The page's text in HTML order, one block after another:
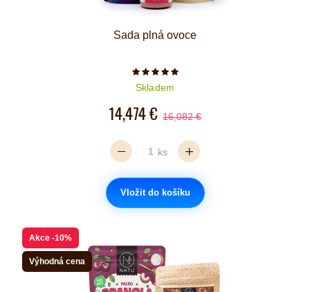
Sada plná ovoce
Počet hvězdiček je 5 z 5
Skladem
14,474 € 16,082 €
ks
Vložit do košíku
Akce -10%
Výhodná cena